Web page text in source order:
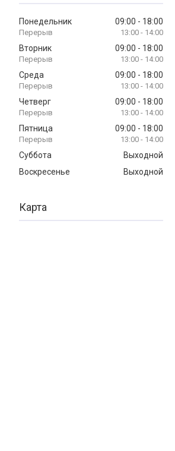
Понедельник 09:00 18:00
13:00 14:00
Вторник 09:00 18:00
13:00 14:00
Среда 09:00 18:00
13:00 14:00
Четверг 09:00 18:00
13:00 14:00
Пятница 09:00 18:00
13:00 14:00
Суббота
Выходной
Воскресенье
Выходной
Карта